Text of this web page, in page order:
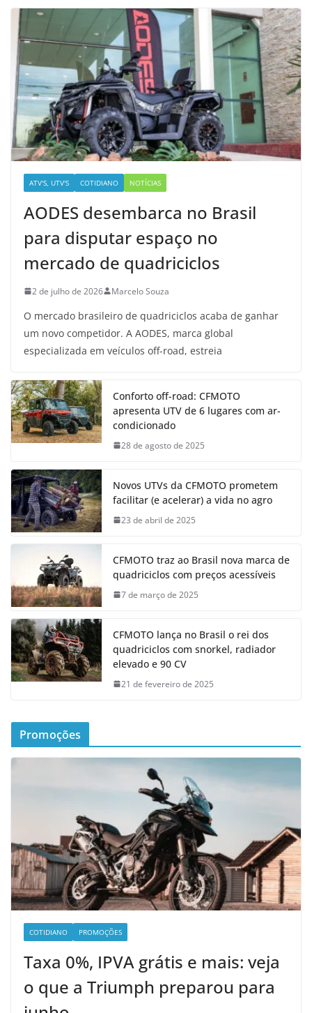
ATV'S, UTV'S COTIDIANO NOTÍCIAS
AODES desembarca no Brasil
para disputar espaço no
mercado de quadriciclos
2 de julho de 2026 Marcelo Souza
O mercado brasileiro de quadriciclos acaba de ganhar
um novo competidor. A AODES, marca global
especializada em veículos off-road, estreia
Conforto off-road: CFMOTO
apresenta UTV de 6 lugares com ar-
condicionado
28 de agosto de 2025
Novos UTVs da CFMOTO prometem
facilitar (e acelerar) a vida no agro
23 de abril de 2025
CFMOTO traz ao Brasil nova marca de
quadriciclos com preços acessíveis
7 de março de 2025
CFMOTO lança no Brasil o rei dos
quadriciclos com snorkel, radiador
elevado e 90 CV
21 de fevereiro de 2025
Promoções
COTIDIANO PROMOÇÕES
Taxa 0%, IPVA grátis e mais: veja
o que a Triumph preparou para